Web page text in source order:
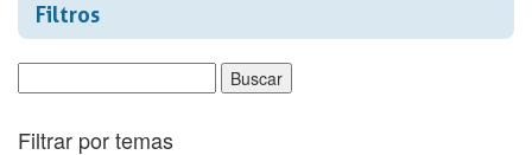
Filtros
Filtrar por temas